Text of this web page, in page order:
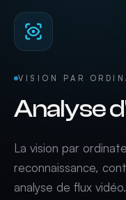
VISION PAR
Analyse
La vision par
reconnaissance,
analyse de flux vidéo.